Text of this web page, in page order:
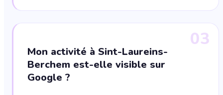
03
Mon activité à Sint-Laureins-
Berchem est-elle visible sur
Google ?